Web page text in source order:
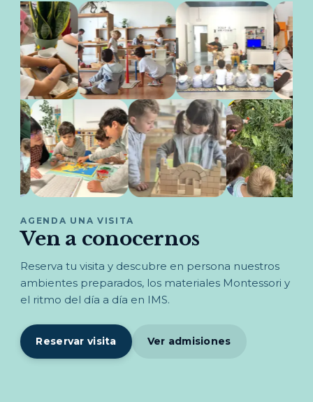
AGENDA UNA VISITA
Ven a conocernos
Reserva tu visita y descubre en persona nuestros
ambientes preparados, los materiales Montessori y
el ritmo del día a día en IMS.
Reservar visita Ver admisiones